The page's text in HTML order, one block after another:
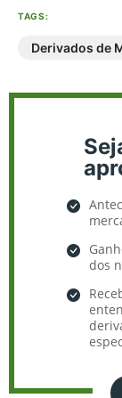
TAGS:
Derivados de
dos